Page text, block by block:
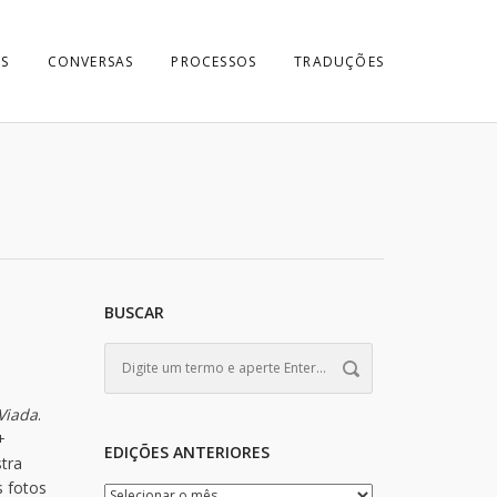
CONVERSAS PROCESSOS TRADUÇÕES
.
fotos
BUSCAR
EDIÇÕES ANTERIORES